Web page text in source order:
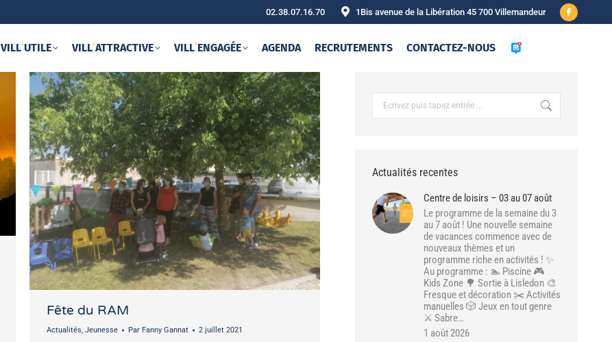
02.38.07.16.70 1Bis avenue de la Libération 45 700 Villemandeur
Facebook
VILL‘UTILE VILL‘ATTRACTIVE VILL‘ENGAGÉE AGENDA RECRUTEMENTS CONTACTEZ-NOUS
Fête du RAM
Actualités, Jeunesse Par Fanny Gannat 2 juillet 2021
Actualités recentes
Centre de loisirs – 03 au 07 août
Le programme de la semaine du 3
au 7 août ! Une nouvelle semaine
de vacances commence avec de
nouveaux thèmes et un
programme riche en activités ! ✨
Au programme : 🏊 Piscine 🎮
Kids Zone 🌳 Sortie à Lisledon 🎨
Fresque et décoration ✂️ Activités
manuelles 🎲 Jeux en tout genre
⚔️ Sabre…
1 août 2026